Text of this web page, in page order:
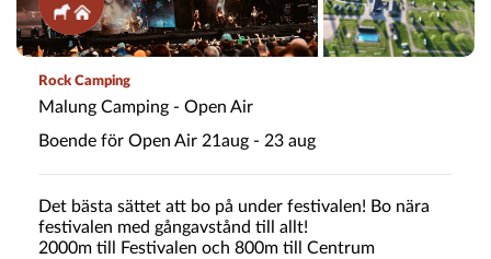
Rock Camping
Malung Camping - Open Air
Boende för Open Air 21aug - 23 aug
Det bästa sättet att bo på under festivalen! Bo nära
festivalen med gångavstånd till allt!
2000m till Festivalen och 800m till Centrum